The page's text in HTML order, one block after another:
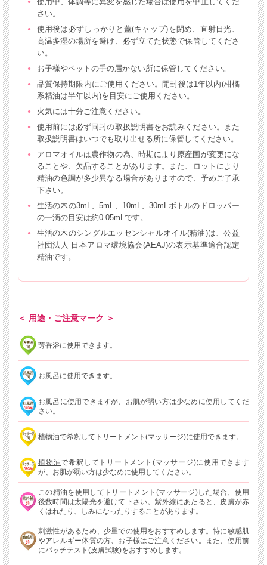
さい。
使用後は必ずしっかりと蓋(キャップ)を閉め、直射日光、
高温多湿の場所を避け、必ず立てた状態で保管してくださ
い。
お子様やペットの手の届かない所に保管してください。
品質保持期限内にご使用ください。開封後は1年以内(柑橘
系精油は半年以内)を目安にご使用ください。
火気には十分ご注意ください。
使用前には必ず同封の取扱説明書をお読みください。また
取扱説明書はいつでも取り出せる所に保管してください。
アロマオイルは農作物の為、時期により原産国が変更にな
ることや、欠品することがあります。また、ロットにより
精油の色調が多少異なる場合がありますので、予めご了承
下さい。
生活の木の3mL、5mL、10mL、30mLボトルのドロッパー
の一滴の目安は約0.05mLです。
生活の木のシングルエッセンシャルオイル(精油)は、公益
社団法人 日本アロマ環境協会(AEAJ)の表示基準適合認定
精油です。
＜ 用途・ご注意マーク ＞
芳香浴に使用できます。
お風呂に使用できます。
お風呂に使用できますが、お肌が弱い方は少なめに使用してくだ
さい。
植物油で希釈してトリートメント(マッサージ)に使用できます。
植物油で希釈してトリートメント(マッサージ)に使用できます
が、お肌が弱い方は少なめに使用してください。
この精油を使用してトリートメント(マッサージ)した場合、使用
後数時間は太陽光を避けて下さい。紫外線にあたると、皮膚が赤
くはれたり、しみになったりすることがあります。
刺激性があるため、少量での使用をおすすめします。特に敏感肌
やアレルギー体質の方、お子様はご注意ください。また、使用前
にパッチテスト(皮膚試験)をおすすめします。